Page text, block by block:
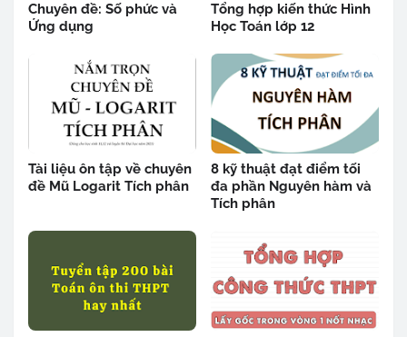
Chuyên đề: Số phức và
Ứng dụng
Tổng hợp kiến thức Hình
Học Toán lớp 12
Tài liệu ôn tập về chuyên
đề Mũ Logarit Tích phân
8 kỹ thuật đạt điểm tối
đa phần Nguyên hàm và
Tích phân